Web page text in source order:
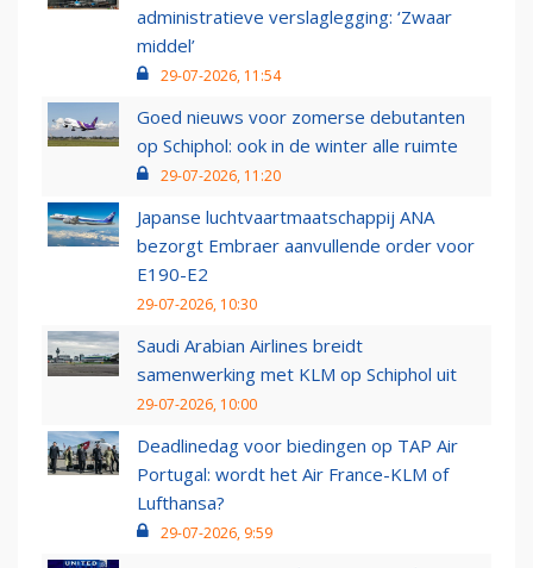
administratieve verslaglegging: ‘Zwaar
middel’
29-07-2026, 11:54
Goed nieuws voor zomerse debutanten
op Schiphol: ook in de winter alle ruimte
29-07-2026, 11:20
Japanse luchtvaartmaatschappij ANA
bezorgt Embraer aanvullende order voor
E190-E2
29-07-2026, 10:30
Saudi Arabian Airlines breidt
samenwerking met KLM op Schiphol uit
29-07-2026, 10:00
Deadlinedag voor biedingen op TAP Air
Portugal: wordt het Air France-KLM of
Lufthansa?
29-07-2026, 9:59